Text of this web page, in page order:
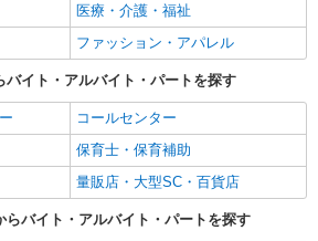
医療・介護・福祉
ファッション・アパレル
バイト・アルバイト・パートを探す
コールセンター
保育士・保育補助
量販店・大型SC・百貨店
らバイト・アルバイト・パートを探す